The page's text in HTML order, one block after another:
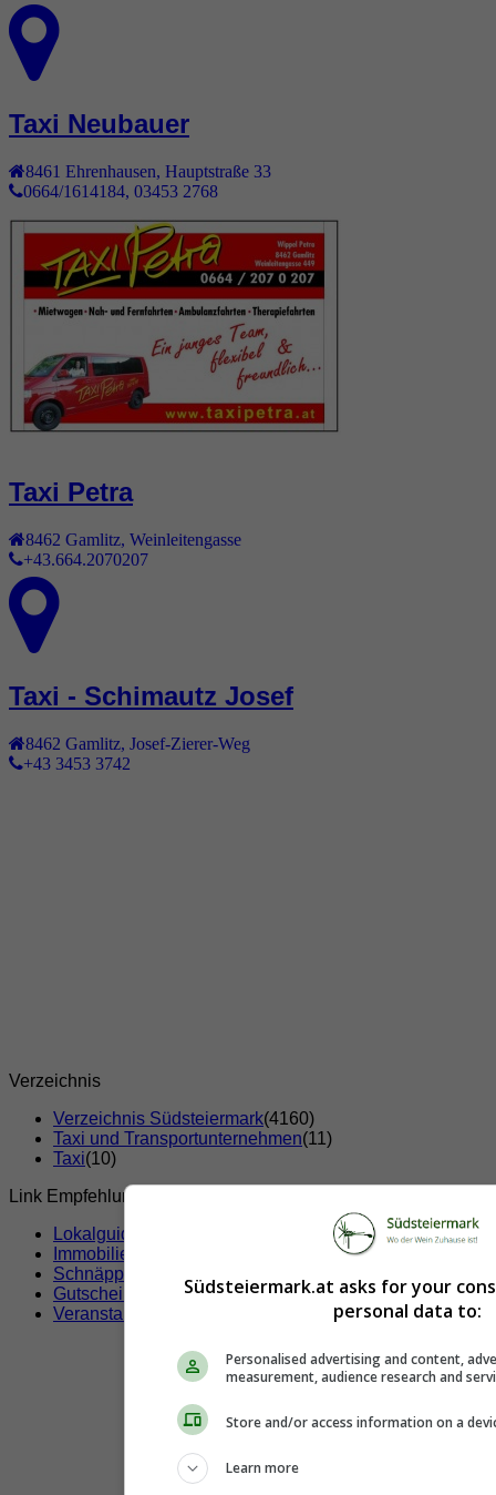
Taxi Neubauer
8461 Ehrenhausen Hauptstraße 33
0664/1614184, 03453 2768
Taxi Petra
8462 Gamlitz, Weinleitengasse
+43.664.2070207
Taxi - Schimautz Josef
8462 Gamlitz
Josef-Zierer-Weg
+43 3453 3742
Verzeichnis
Verzeichnis Südsteiermark(4160)
Taxi und Transportunternehmen(11)
Taxi(10)
Link Empfehlungen
Lokalguide
Immobilien
Schnäppchen
Gutscheine & Rabatte
Veranstaltungen
Südsteiermark.at asks for your
personal data to:
Personalised advertising and content,
measurement, audience research and
Store and/or access information on a
Learn more